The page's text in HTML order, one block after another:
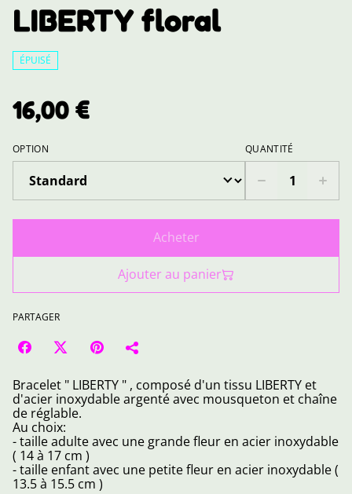
LIBERTY floral
ÉPUISÉ
16,00 €
OPTION QUANTITÉ
Acheter
Ajouter au panier
PARTAGER
Bracelet " LIBERTY " , composé d'un tissu LIBERTY et
d'acier inoxydable argenté avec mousqueton et chaîne
de réglable.
Au choix:
- taille adulte avec une grande fleur en acier inoxydable
( 14 à 17 cm )
- taille enfant avec une petite fleur en acier inoxydable (
13.5 à 15.5 cm )